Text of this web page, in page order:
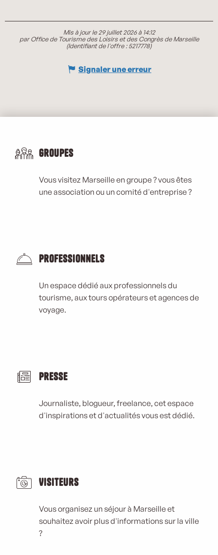
Mis à jour le 29 juillet 2026 à 14:12
par Office de Tourisme des Loisirs et des Congrès de Marseille
(Identifiant de l'offre :5217778)
Signaler une erreur
Groupes
Vous visitez Marseille en groupe ? vous êtes
une association ou un comité d'entreprise ?
Professionnels
Un espace dédié aux professionnels du
tourisme, aux tours opérateurs et agences de
voyage.
Presse
Journaliste, blogueur, freelance, cet espace
d'inspirations et d'actualités vous est dédié.
Visiteurs
Vous organisez un séjour à Marseille et
souhaitez avoir plus d'informations sur la ville
?